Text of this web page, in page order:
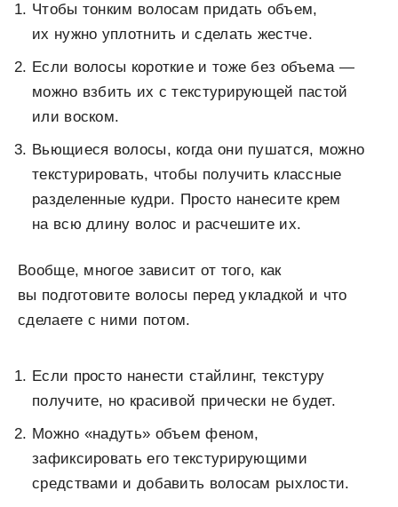
Чтобы тонким волосам придать объем,
их нужно уплотнить и сделать жестче.
Если волосы короткие и тоже без объема —
можно взбить их с текстурирующей пастой
или воском.
Вьющиеся волосы, когда они пушатся, можно
текстурировать, чтобы получить классные
разделенные кудри. Просто нанесите крем
на всю длину волос и расчешите их.
Вообще, многое зависит от того, как
вы подготовите волосы перед укладкой и что
сделаете с ними потом.
Если просто нанести стайлинг, текстуру
получите, но красивой прически не будет.
Можно «надуть» объем феном,
зафиксировать его текстурирующими
средствами и добавить волосам рыхлости.